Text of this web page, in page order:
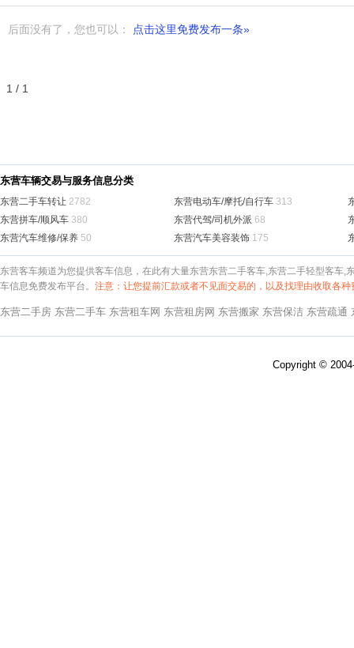
后面没有了，您也可以： 点击这里免费发布一条»
1 / 1
东营车辆交易与服务信息分类
东营二手车转让 2782 东营电动车/摩托/自行车 313
东营拼车/顺风车 380 东营代驾/司机外派 68
东营汽车维修/保养 50 东营汽车美容装饰 175
东营客车频道为您提供客车信息，在此有大量东营东营二手客车,东营二手轻型客
车信息免费发布平台。 注意：让您提前汇款或者不见面交易的，以及找理由收取各
东营二手房 东营二手车 东营租车网 东营租房网 东营搬家 东营保洁 东营疏通
Copyright ©